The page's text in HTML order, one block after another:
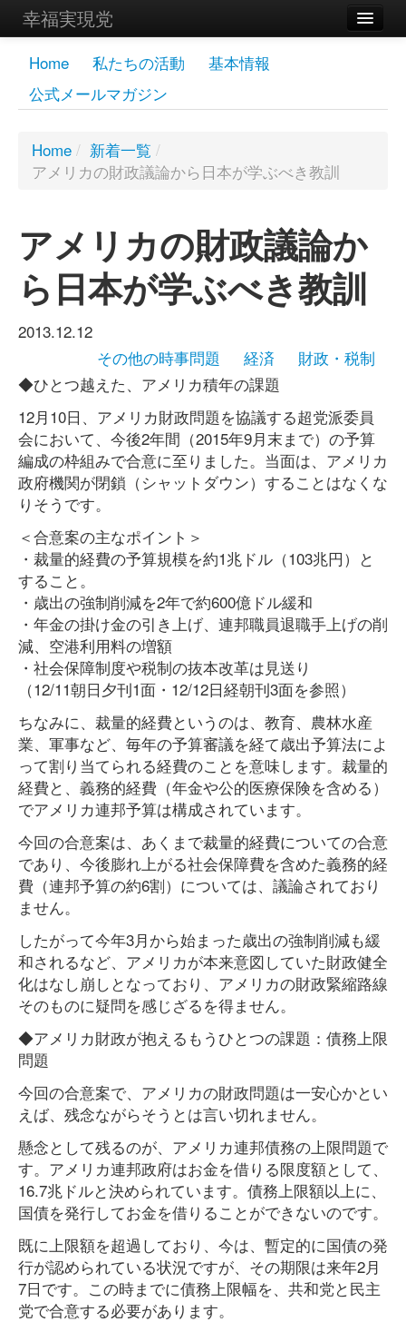
幸福実現党
メンバーズページ
党員
お問い合わせ
Home 私たちの活動
基本情報
公式メールマガジン
Home / 新着一覧 /
アメリカの財政議論から日本が学ぶべき教訓
アメリカの財政議論か
ら日本が学ぶべき教訓
2013.12.12
その他の時事問題
経済
財政・税制
◆ひとつ越えた、アメリカ積年の課題
12月10日、アメリカ財政問題を協議する超党派委員
会において、今後2年間（2015年9月末まで）の予算
編成の枠組みで合意に至りました。当面は、アメリカ
政府機関が閉鎖（シャットダウン）することはなくな
りそうです。
＜合意案の主なポイント＞
・裁量的経費の予算規模を約1兆ドル（103兆円）と
すること。
・歳出の強制削減を2年で約600億ドル緩和
・年金の掛け金の引き上げ、連邦職員退職手上げの削
減、空港利用料の増額
・社会保障制度や税制の抜本改革は見送り
（12/11朝日夕刊1面・12/12日経朝刊3面を参照）
ちなみに、裁量的経費というのは、教育、農林水産
業、軍事など、毎年の予算審議を経て歳出予算法によ
って割り当てられる経費のことを意味します。裁量的
経費と、義務的経費（年金や公的医療保険を含める）
でアメリカ連邦予算は構成されています。
今回の合意案は、あくまで裁量的経費についての合意
であり、今後膨れ上がる社会保障費を含めた義務的経
費（連邦予算の約6割）については、議論されており
ません。
したがって今年3月から始まった歳出の強制削減も緩
和されるなど、アメリカが本来意図していた財政健全
化はなし崩しとなっており、アメリカの財政緊縮路線
そのものに疑問を感じざるを得ません。
◆アメリカ財政が抱えるもうひとつの課題：債務上限
問題
今回の合意案で、アメリカの財政問題は一安心かとい
えば、残念ながらそうとは言い切れません。
懸念として残るのが、アメリカ連邦債務の上限問題で
す。アメリカ連邦政府はお金を借りる限度額として、
16.7兆ドルと決められています。債務上限額以上に、
国債を発行してお金を借りることができないのです。
既に上限額を超過しており、今は、暫定的に国債の発
行が認められている状況ですが、その期限は来年2月
7日です。この時までに債務上限幅を、共和党と民主
党で合意する必要があります。